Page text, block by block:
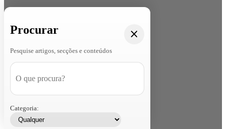
Procurar
Pesquise artigos, secções e conteúdos
Categoria: